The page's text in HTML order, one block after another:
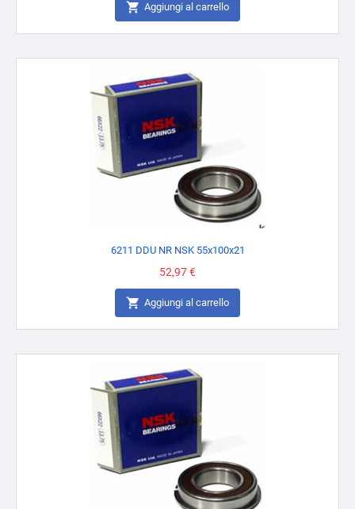
 Aggiungi al carrello
6211 DDU NR NSK 55x100x21
Prezzo
52,97 €
 Aggiungi al carrello